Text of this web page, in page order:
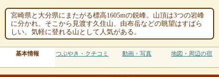
宮崎県と大分県にまたがる標高1605mの鋭峰。山頂は3つの岩峰
に分かれ、そこから見渡す久住山、由布岳などの眺望はすばら
しい。気軽に登れる山として人気がある。
基本情報 つぶやき・クチコミ 動画・写真 地図・周辺の宿